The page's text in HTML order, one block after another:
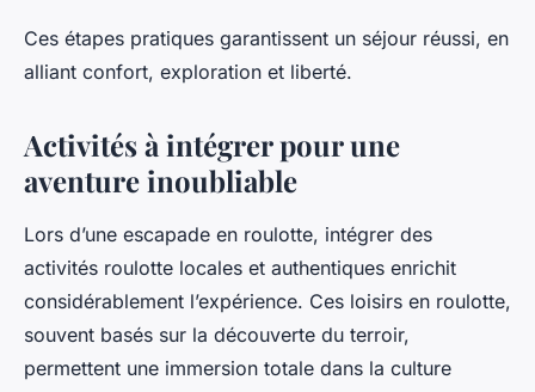
Ces étapes pratiques garantissent un séjour réussi, en
alliant confort, exploration et liberté.
Activités à intégrer pour une
aventure inoubliable
Lors d’une escapade en roulotte, intégrer des
activités roulotte locales et authentiques enrichit
considérablement l’expérience. Ces loisirs en roulotte,
souvent basés sur la découverte du terroir,
permettent une immersion totale dans la culture